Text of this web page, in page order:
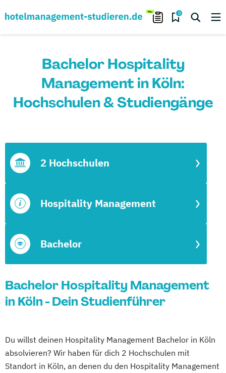
0
Bachelor Hospitality
Management in Köln:
Hochschulen & Studiengänge
Bachelor
Hospitality Management
2 Hochschulen
Bachelor Hospitality Management
in Köln - Dein Studienführer
Du willst deinen Hospitality Management Bachelor in Köln
absolvieren? Wir haben für dich 2 Hochschulen mit
Standort in Köln, an denen du den Hospitality Management